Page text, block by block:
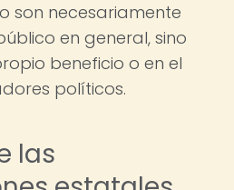
son necesariamente
en general, sino
beneficio o en el
políticos.
las